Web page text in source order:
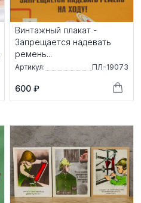
Винтажный плакат -
Запрещается надевать
ремень...
Артикул: ПЛ-19073
600 ₽